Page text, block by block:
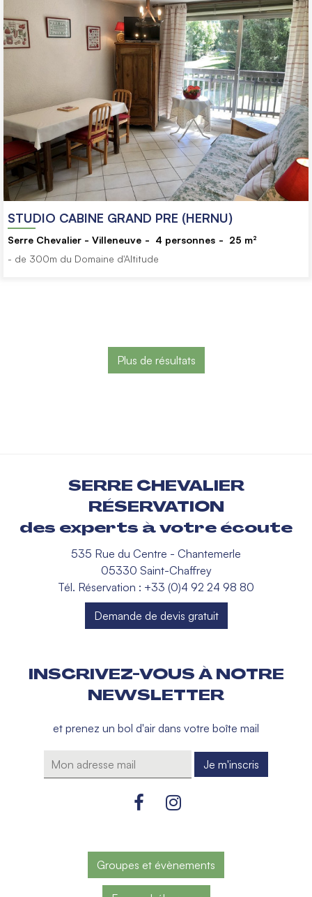
STUDIO CABINE GRAND PRE (HERNU)
Serre Chevalier - Villeneuve 4 personnes 25 m²
- de 300m du Domaine d'Altitude
Plus de résultats
SERRE CHEVALIER
RÉSERVATION
des experts à votre écoute
535 Rue du Centre - Chantemerle
05330 Saint-Chaffrey
Tél. Réservation : +33 (0)4 92 24 98 80
Demande de devis gratuit
INSCRIVEZ-VOUS À NOTRE
NEWSLETTER
et prenez un bol d'air dans votre boîte mail
Groupes et évènements